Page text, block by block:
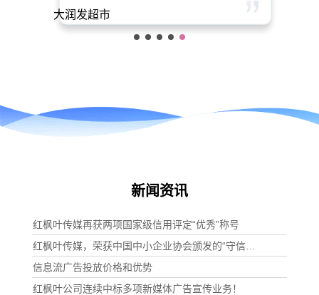
大润发超市
新闻资讯
红枫叶传媒再获两项国家级信用评定“优秀”称号
红枫叶传媒，荣获中国中小企业协会颁发的“守信经营承诺单位”
信息流广告投放价格和优势
红枫叶公司连续中标多项新媒体广告宣传业务！